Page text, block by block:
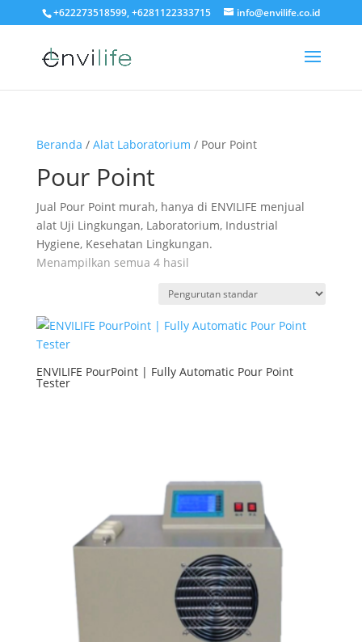
+622273518599, +6281122333715 info@envilife.co.id
Beranda / Alat Laboratorium / Pour Point
Pour Point
Jual Pour Point murah, hanya di ENVILIFE menjual
alat Uji Lingkungan, Laboratorium, Industrial
Hygiene, Kesehatan Lingkungan.
Menampilkan semua 4 hasil
ENVILIFE PourPoint | Fully Automatic Pour Point
Tester